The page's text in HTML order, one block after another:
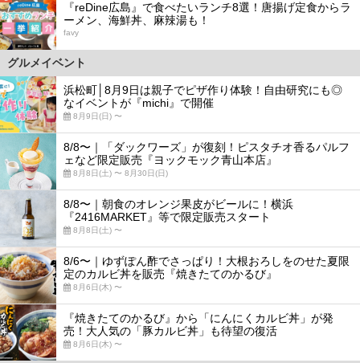
『reDine広島』で食べたいランチ8選！唐揚げ定食からラ
ーメン、海鮮丼、麻辣湯も！
favy
グルメイベント
浜松町│8月9日は親子でピザ作り体験！自由研究にも◎
なイベントが『michi』で開催
8月9日(日) 〜
8/8〜｜「ダックワーズ」が復刻！ピスタチオ香るパルフ
ェなど限定販売『ヨックモック青山本店』
8月8日(土) 〜 8月30日(日)
8/8〜｜朝食のオレンジ果皮がビールに！横浜
『2416MARKET』等で限定販売スタート
8月8日(土) 〜
8/6〜｜ゆずぽん酢でさっぱり！大根おろしをのせた夏限
定のカルビ丼を販売『焼きたてのかるび』
8月6日(木) 〜
『焼きたてのかるび』から「にんにくカルビ丼」が発
売！大人気の「豚カルビ丼」も待望の復活
8月6日(木) 〜